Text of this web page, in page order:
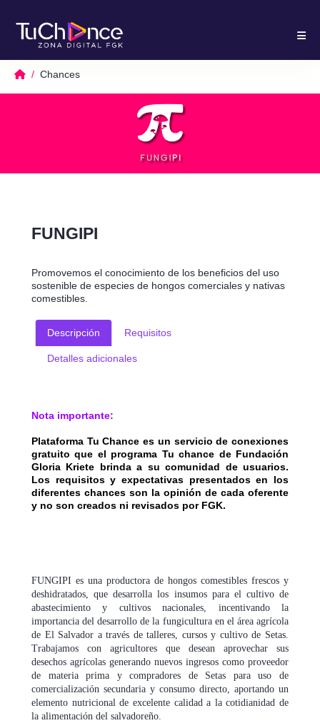
Chances
FUNGIPI
Promovemos el conocimiento de los beneficios del uso
sostenible de especies de hongos comerciales y nativas
comestibles.
Descripción Requisitos
Detalles adicionales
Nota importante:
Plataforma Tu Chance es un servicio de conexiones
gratuito que el programa Tu chance de Fundación
Gloria Kriete brinda a su comunidad de usuarios.
Los requisitos y expectativas presentados en los
diferentes chances son la opinión de cada oferente
y no son creados ni revisados por FGK.
FUNGIPI es una productora de hongos comestibles frescos y
deshidratados, que desarrolla los insumos para el cultivo de
abastecimiento y cultivos nacionales, incentivando la
importancia del desarrollo de la fungicultura en el área agrícola
de El Salvador a través de talleres, cursos y cultivo de Setas.
Trabajamos con agricultores que desean aprovechar sus
desechos agrícolas generando nuevos ingresos como proveedor
de materia prima y compradores de Setas para uso de
comercialización secundaria y consumo directo, aportando un
elemento nutricional de excelente calidad a la cotidianidad de
la alimentación del salvadoreño.